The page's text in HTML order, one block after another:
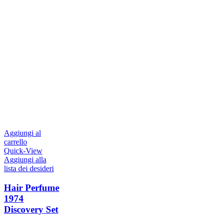
Aggiungi al
carrello
Quick-View
Aggiungi alla
lista dei desideri
Hair Perfume
1974
Discovery Set